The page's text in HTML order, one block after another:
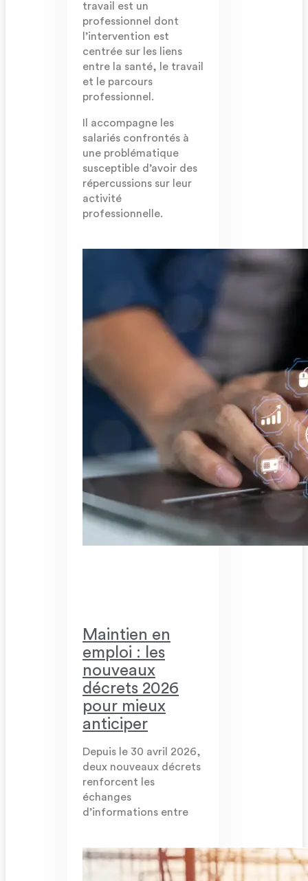
travail est un
professionnel dont
l’intervention est
centrée sur les liens
entre la santé, le travail
et le parcours
professionnel.
Il accompagne les
salariés confrontés à
une problématique
susceptible d’avoir des
répercussions sur leur
activité
professionnelle.
Maintien en
emploi : les
nouveaux
décrets 2026
pour mieux
anticiper
Depuis le 30 avril 2026,
deux nouveaux décrets
renforcent les
échanges
d’informations entre